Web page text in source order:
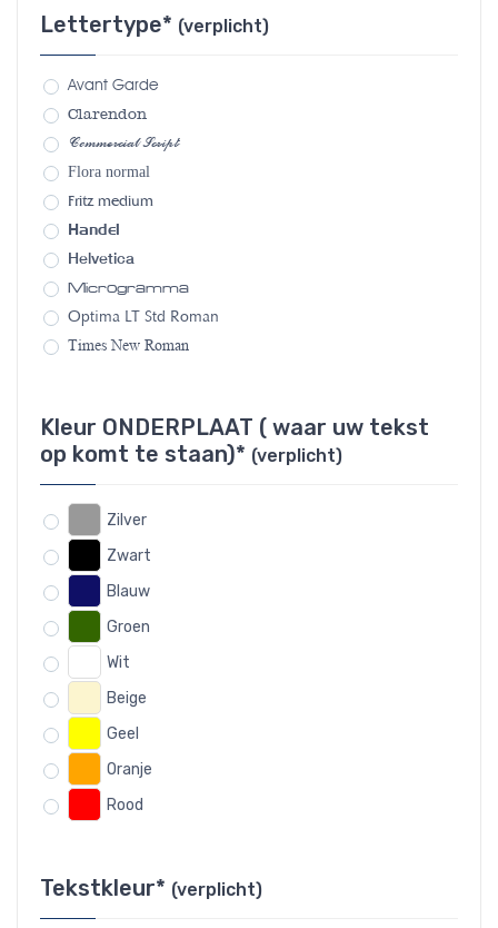
Lettertype* (verplicht)
Avant Garde
Clarendon
Commercial Script
Flora normal
Fritz medium
Handel
Helvetica
Microgramma
Optima LT Std Roman
Times New Roman
Kleur ONDERPLAAT ( waar uw tekst
op komt te staan)* (verplicht)
Zilver
Zwart
Blauw
Groen
Wit
Beige
Geel
Oranje
Rood
Tekstkleur* (verplicht)